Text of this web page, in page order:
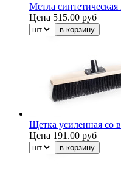
Метла
Цена 515.00 руб
Щетка усиленная со
Цена 191.00 руб